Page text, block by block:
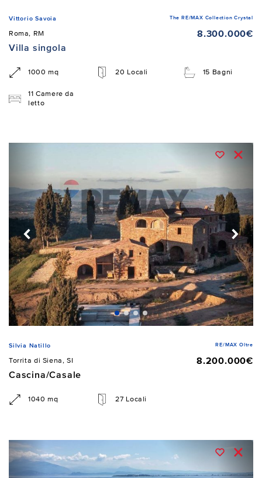
Vittorio Savoia The RE/MAX Collection Crystal
Roma, RM
8.300.000€
Villa singola
1000 mq 20 Locali 15 Bagni
11 Camere da
letto
Silvia Natillo RE/MAX Oltre
Torrita di Siena, SI
8.200.000€
Cascina/Casale
1040 mq 27 Locali